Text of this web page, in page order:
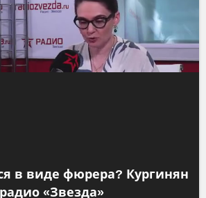
в виде фюрера? Кургинян
«Звезда»